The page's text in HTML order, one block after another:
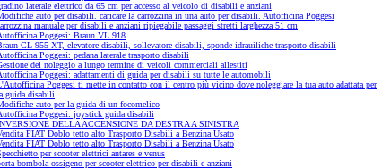
laterale elettrico da 65 cm per accesso al veicolo di disabili e anziani
auto per disabili. caricare la carrozzina in una auto per disabili. Autofficina Poggesi
manuale per disabili e anziani ripiegabile passaggi stretti larghezza 51 cm
Poggesi: Braun VL 918
CL 955 XT, elevatore disabili, sollevatore disabili, sponde idrauiliche trasporto disabili
Poggesi: pedana laterale trasporto disabili
del noleggio a lungo termine di veicoli commerciali allestiti
Poggesi: adattamenti di guida per disabili su tutte le automobili
Poggesi ti mette in contatto con il centro più vicino dove noleggiare la tua auto adattata per
guida disabili
auto per la guida di un focomelico
Poggesi: joystick guida disabili
DELLA ACCENSIONE DA DESTRA A SINISTRA
FIAT Doblo tetto alto Trasporto Disabili a Benzina Usato
FIAT Doblo tetto alto Trasporto Disabili a Benzina Usato
per scooter elettrici antares e venus
bombola ossigeno per scooter elettrico per disabili e anziani